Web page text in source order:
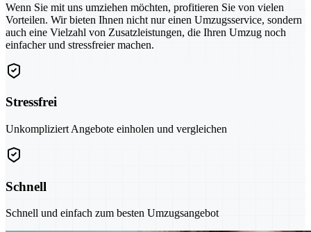
Wenn Sie mit uns umziehen möchten, profitieren Sie von vielen
Vorteilen. Wir bieten Ihnen nicht nur einen Umzugsservice, sondern
auch eine Vielzahl von Zusatzleistungen, die Ihren Umzug noch
einfacher und stressfreier machen.
Stressfrei
Unkompliziert Angebote einholen und vergleichen
Schnell
Schnell und einfach zum besten Umzugsangebot